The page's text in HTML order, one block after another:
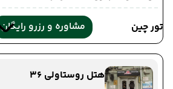
تور چین مشاوره و رزرو رایگان
هتل روستاولی 36